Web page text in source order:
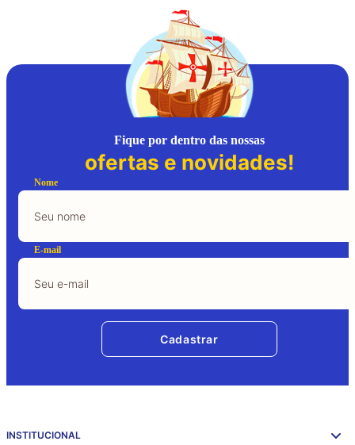
Fique por dentro das nossas
ofertas e novidades!
Nome
E-mail
Cadastrar
INSTITUCIONAL